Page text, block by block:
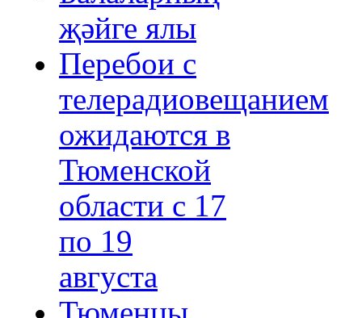
җәйге ялы
Перебои с
телерадиовещанием
ожидаются в
Тюменской
области с 17
по 19
августа